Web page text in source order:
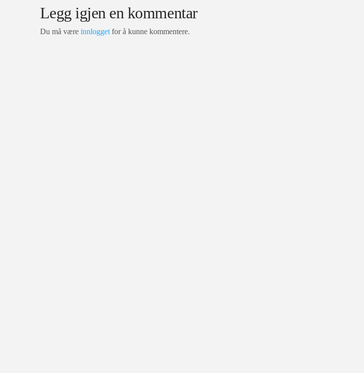
Legg igjen en kommentar
Du må være innloggetfor å kunne kommentere.